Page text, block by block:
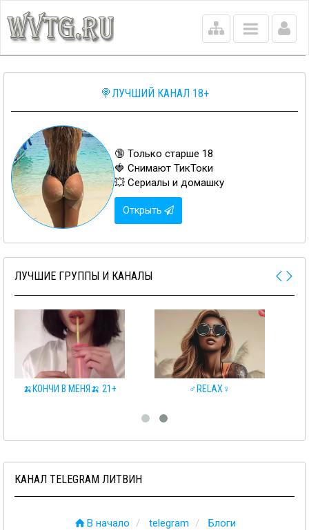
Main
menu
🍭ЛУЧШИЙ КАНАЛ 18+
🔞 Только старше 18
🍓 Снимают ТикТоки
💥 Сериалы и домашку
Открыть
ЛУЧШИЕ ГРУППЫ И КАНАЛЫ
🍌КОНЧИ В МЕНЯ🍌 21+ ♂️RELAX♀️
КАНАЛ TELEGRAM ЛИТВИН
В начало telegram Блоги